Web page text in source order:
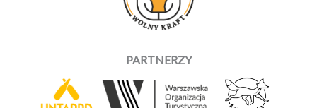
PARTNERZY